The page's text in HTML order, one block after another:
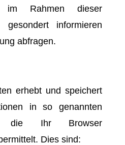
Rahmen dieser
gesondert informieren
abfragen.
erhebt und speichert
in so genannten
die Ihr Browser
Dies sind: